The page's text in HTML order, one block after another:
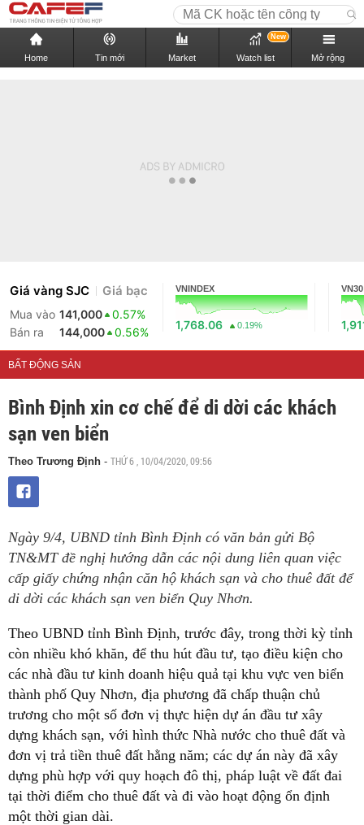
Home Tin mới Market Watch list
New
Mở rộng
Giá vàng SJC Giá bạc
Mua vào 141,000
0.57%
Bán ra
144,000 0.56%
VNINDEX
1,768.06 0.19%
VN30
BẤT ĐỘNG SẢN
Bình Ðịnh xin cơ chế để di dời các khách
sạn ven biển
Theo Trương Định - THỨ 6 , 10/04/2020, 09:56
Ngày 9/4, UBND tỉnh Bình Định có văn bản gửi Bộ
TN&MT đề nghị hướng dẫn các nội dung liên quan việc
cấp giấy chứng nhận căn hộ khách sạn và cho thuê đất để
di dời các khách sạn ven biển Quy Nhơn.
Theo UBND tỉnh Bình Định, trước đây, trong thời kỳ tỉnh
còn nhiều khó khăn, để thu hút đầu tư, tạo điều kiện cho
các nhà đầu tư kinh doanh hiệu quả tại khu vực ven biển
thành phố Quy Nhơn, địa phương đã chấp thuận chủ
trương cho một số đơn vị thực hiện dự án đầu tư xây
dựng khách sạn, với hình thức Nhà nước cho thuê đất và
đơn vị trả tiền thuê đất hằng năm; các dự án này đã xây
dựng phù hợp với quy hoạch đô thị, pháp luật về đất đai
tại thời điểm cho thuê đất và đi vào hoạt động ổn định
một thời gian dài.